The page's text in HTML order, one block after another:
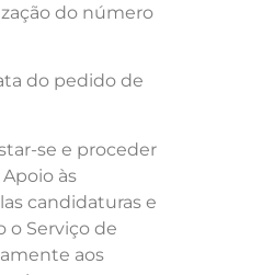
do número
do pedido de
se e proceder
às
candidaturas e
o Serviço de
aos